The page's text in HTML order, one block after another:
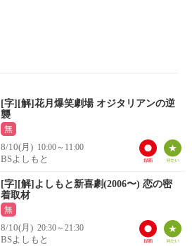
[字][解]花月爆笑劇場 オジタリアンの逆
襲
無
8/10(月) 10:00～11:00
BSよしもと
[字][解]よしもと新喜劇(2006〜) 恋の密
着取材
無
8/10(月) 20:30～21:30
BSよしもと